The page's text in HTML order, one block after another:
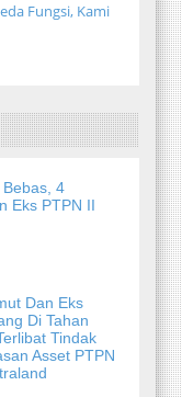
Fungsi, Kami
4
Eks PTPN II
Dan Eks
Di Tahan
Tindak
Asset PTPN